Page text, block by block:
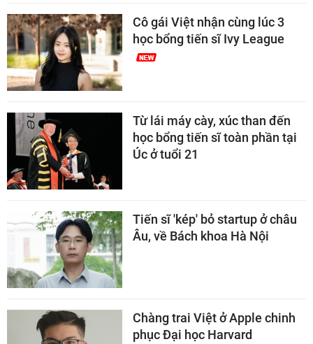
Cô gái Việt nhận cùng lúc 3
học bổng tiến sĩ Ivy League
Từ lái máy cày, xúc than đến
học bổng tiến sĩ toàn phần tại
Úc ở tuổi 21
Tiến sĩ 'kép' bỏ startup ở châu
Âu, về Bách khoa Hà Nội
Chàng trai Việt ở Apple chinh
phục Đại học Harvard